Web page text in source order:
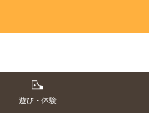
遊び・体験